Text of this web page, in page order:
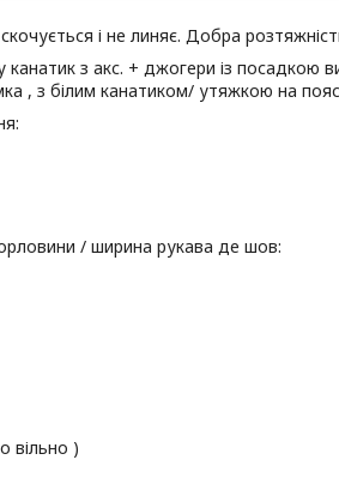
і не линяє. Добра
з акс. + джогери із посадкою
, з білим канатиком/ утяжкою на
/ ширина рукава де шов:
вільно )